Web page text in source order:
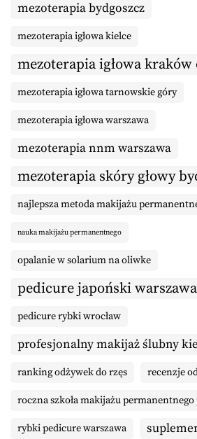
mezoterapia bydgoszcz
mezoterapia igłowa kielce
mezoterapia igłowa
mezoterapia igłowa tarnowskie góry
mezoterapia igłowa warszawa
mezoterapia nnm warszawa
mezoterapia skóry głowy
najlepsza metoda makijażu
nauka makijażu permanentnego
opalanie w solarium na oliwke
pedicure japoński warszawa
pedicure rybki wrocław
profesjonalny makijaż ślubny
ranking odżywek do rzęs recenzje
roczna szkoła makijażu
rybki pedicure warszawa